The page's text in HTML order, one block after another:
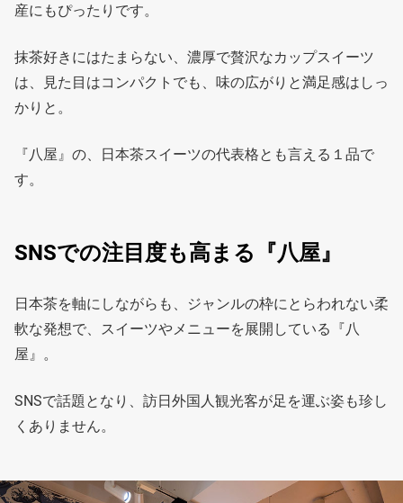
産にもぴったりです。
抹茶好きにはたまらない、濃厚で贅沢なカップスイーツ
は、見た目はコンパクトでも、味の広がりと満足感はしっ
かりと。
『八屋』の、日本茶スイーツの代表格とも言える１品で
す。
SNSでの注目度も高まる『八屋』
日本茶を軸にしながらも、ジャンルの枠にとらわれない柔
軟な発想で、スイーツやメニューを展開している『八
屋』。
SNSで話題となり、訪日外国人観光客が足を運ぶ姿も珍し
くありません。